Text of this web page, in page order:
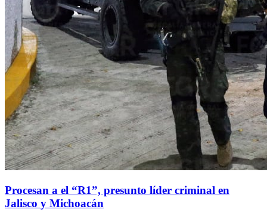
Procesan a el “R1”, presunto líder criminal en
Jalisco y Michoacán